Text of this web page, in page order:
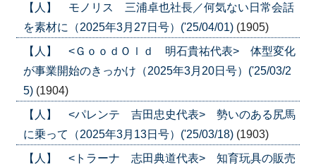
【人】 モノリス 三浦卓也社長／何気ない日常会話
を素材に（2025年3月27日号）('25/04/01) (1905)
【人】 <ＧｏｏｄＯｌｄ 明石貴祐代表> 体型変化
が事業開始のきっかけ（2025年3月20日号）('25/03/2
5) (1904)
【人】 <パレンテ 吉田忠史代表> 勢いのある尻馬
に乗って（2025年3月13日号）('25/03/18) (1903)
【人】 <トラーナ 志田典道代表> 知育玩具の販売